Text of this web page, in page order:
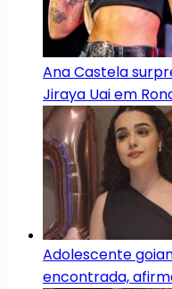
Ana Castela
Jiraya Uai em
Adolescente
encontrada,